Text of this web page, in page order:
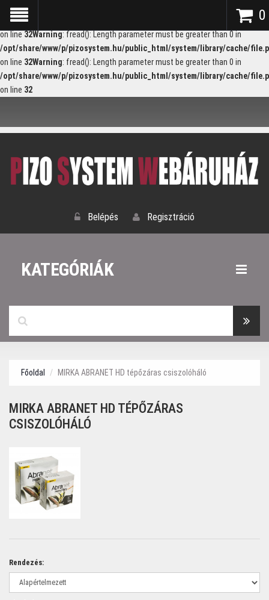
Warning
/opt/share/www/p/pizosystem.hu/public_html/system/library/cache/
on line 32Warning: fread(): Length parameter must be greater than 0 in
/opt/share/www/p/pizosystem.hu/public_html/system/library/cache/
on line 32Warning: fread(): Length parameter must be greater than 0 in
/opt/share/www/p/pizosystem.hu/public_html/system/library/cache/
on line 32
0
Belépés Regisztráció
KATEGÓRIÁK
Főoldal MIRKA ABRANET HD tépőzáras csiszolóháló
MIRKA ABRANET HD TÉPŐZÁRAS
CSISZOLÓHÁLÓ
Rendezés: